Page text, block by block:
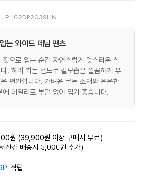
: PHG2DP2039LIN
는 와이드 데님 팬츠
핏으로 입는 순간 자연스럽게 멋스러운 실
. 허리 히든 밴드로 겉모습은 깔끔하게 유
편안합니다. 가벼운 코튼 소재와 은은한
에 데일리로 부담 없이 입기 좋습니다.
원 (39,900원 이상 구매시 무료)
산간 배송시 3,000원 추가)
적립